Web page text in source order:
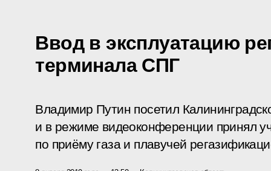
Ввод в эксплуатацию
терминала СПГ
Владимир Путин посетил
и в режиме видеоконференции принял
по приёму газа и плавучей